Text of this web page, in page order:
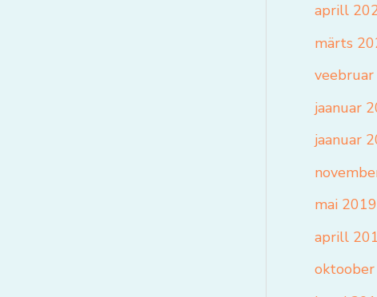
aprill
märts
jaanuar
jaanuar
mai 2019
aprill